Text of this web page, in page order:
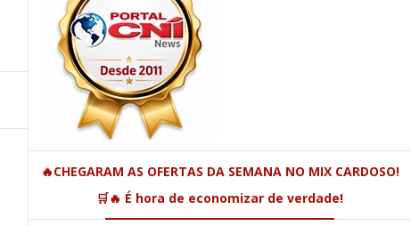
🔥CHEGARAM AS OFERTAS DA SEMANA NO MIX CARDOSO!
🛒🔥 É hora de economizar de verdade!